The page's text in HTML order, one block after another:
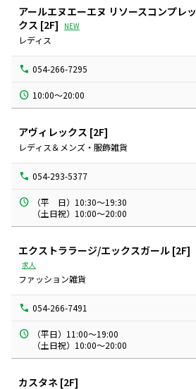
アールエヌエーエヌ リソースコンプレッ
クス [2F] NEW
レディス
054-266-7295
10:00～20:00
アヴィレックス [2F]
レディス＆メンズ・服飾雑貨
054-293-5377
（平　日）10:30～19:30
（土日祝）10:00～20:00
エクストララージ/エックスガール [2F]
求人
ファッション雑貨
054-266-7491
（平日）11:00～19:00
（土日祝）10:00～20:00
カスタネ [2F]